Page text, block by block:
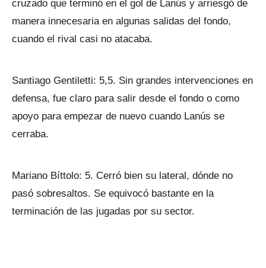
cruzado que terminó en el gol de Lanús y arriesgó de
manera innecesaria en algunas salidas del fondo,
cuando el rival casi no atacaba.
Santiago Gentiletti: 5,5. Sin grandes intervenciones en
defensa, fue claro para salir desde el fondo o como
apoyo para empezar de nuevo cuando Lanús se
cerraba.
Mariano Bíttolo: 5. Cerró bien su lateral, dónde no
pasó sobresaltos. Se equivocó bastante en la
terminación de las jugadas por su sector.